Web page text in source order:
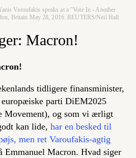
Varoufakis speaks at a "Vote In - Another
Britain May 28, 2016. REUTERS/Neil Hall
Macron!
tidligere finansminister,
parti DiEM2025
Movement), og som vi ærligt
kan lide, har en besked til
men ret Varoufakis-agtig
Emmanuel Macron. Hvad siger